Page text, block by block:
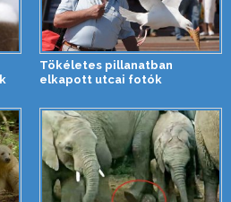
Tökéletes pillanatban
elkapott utcai fotók